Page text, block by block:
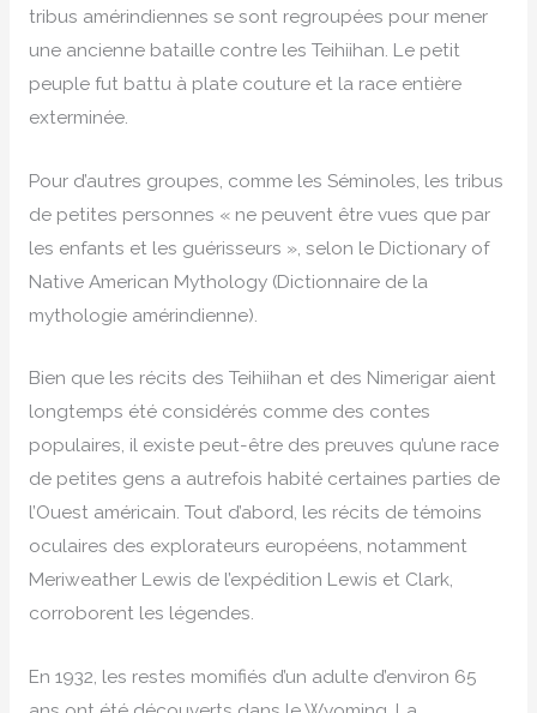
tribus amérindiennes se sont regroupées pour mener
une ancienne bataille contre les Teihiihan. Le petit
peuple fut battu à plate couture et la race entière
exterminée.
Pour d’autres groupes, comme les Séminoles, les tribus
de petites personnes « ne peuvent être vues que par
les enfants et les guérisseurs », selon le Dictionary of
Native American Mythology (Dictionnaire de la
mythologie amérindienne).
Bien que les récits des Teihiihan et des Nimerigar aient
longtemps été considérés comme des contes
populaires, il existe peut-être des preuves qu’une race
de petites gens a autrefois habité certaines parties de
l’Ouest américain. Tout d’abord, les récits de témoins
oculaires des explorateurs européens, notamment
Meriweather Lewis de l’expédition Lewis et Clark,
corroborent les légendes.
En 1932, les restes momifiés d’un adulte d’environ 65